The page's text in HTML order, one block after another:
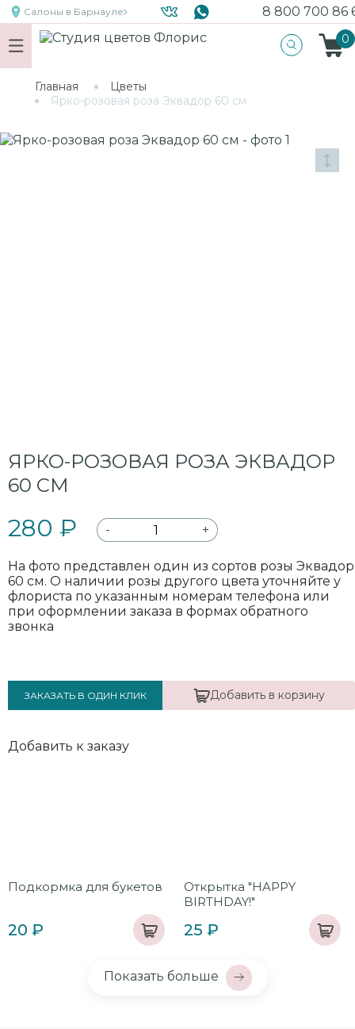
Салоны в Барнауле 8 800 700 86
0
Главная
Цветы
Ярко-розовая роза Эквадор 60 см
ЯРКО-РОЗОВАЯ РОЗА ЭКВАДОР
60 СМ
280 ₽ - +
На фото представлен один из сортов розы Эквадор
60 см. О наличии розы другого цвета уточняйте у
флориста по указанным номерам телефона или
при оформлении заказа в формах обратного
звонка
ЗАКАЗАТЬ В ОДИН КЛИК Добавить в корзину
Добавить к заказу
Подкормка для букетов
20 ₽
Открытка "HAPPY
BIRTHDAY!"
25 ₽
Показать больше